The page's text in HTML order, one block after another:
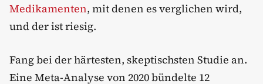
Medikamenten, mit denen es verglichen wird,
und der ist riesig.
Fang bei der härtesten, skeptischsten Studie an.
Eine Meta-Analyse von 2020 bündelte 12